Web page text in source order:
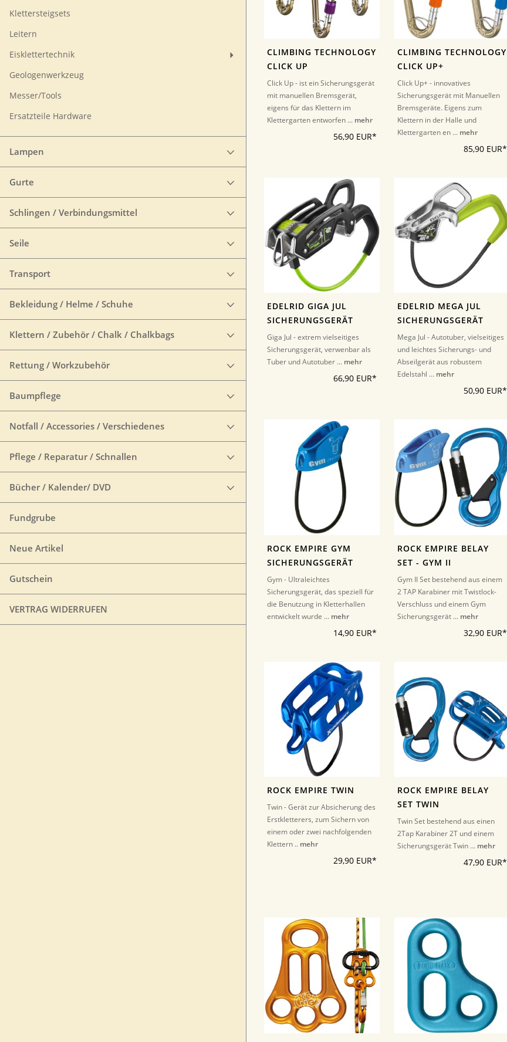
Klettersteigsets
Leitern
Eisklettertechnik
Geologenwerkzeug
Messer/Tools
Ersatzteile Hardware
Lampen
Gurte
Schlingen / Verbindungsmittel
Seile
Transport
Bekleidung / Helme / Schuhe
Klettern / Zubehör / Chalk / Chalkbags
Rettung / Workzubehör
Baumpflege
Notfall / Accessories / Verschiedenes
Pflege / Reparatur / Schnallen
Bücher / Kalender/ DVD
Fundgrube
Neue Artikel
Gutschein
VERTRAG WIDERRUFEN
CLIMBING TECHNOLOGY
CLICK UP
Click Up - ist ein Sicherungsgerät
mit manuellen Bremsgerät,
eigens für das Klettern im
Klettergarten entworfen ... mehr
56,90 EUR*
CLIMBING TECHNOLOGY
CLICK UP+
Click Up+ - innovatives
Sicherungsgerät mit Manuellen
Bremsgeräte. Eigens zum
Klettern in der Halle und
Klettergarten en ... mehr
85,90 EUR*
EDELRID GIGA JUL
SICHERUNGSGERÄT
Giga Jul - extrem vielseitiges
Sicherungsgerät, verwenbar als
Tuber und Autotuber ... mehr
66,90 EUR*
EDELRID MEGA JUL
SICHERUNGSGERÄT
Mega Jul - Autotuber, vielseitiges
und leichtes Sicherungs- und
Abseilgerät aus robustem
Edelstahl ... mehr
50,90 EUR*
ROCK EMPIRE GYM
SICHERUNGSGERÄT
Gym - Ultraleichtes
Sicherungsgerät, das speziell für
die Benutzung in Kletterhallen
entwickelt wurde ... mehr
14,90 EUR*
ROCK EMPIRE BELAY
SET - GYM II
Gym II Set bestehend aus einem
2 TAP Karabiner mit Twistlock-
Verschluss und einem Gym
Sicherungsgerät ... mehr
32,90 EUR*
ROCK EMPIRE TWIN
Twin - Gerät zur Absicherung des
Erstkletterers, zum Sichern von
einem oder zwei nachfolgenden
Klettern .. mehr
29,90 EUR*
ROCK EMPIRE BELAY
SET TWIN
Twin Set bestehend aus einen
2Tap Karabiner 2T und einem
Sicherungsgerät Twin ... mehr
47,90 EUR*